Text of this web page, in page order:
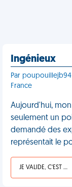
Ingénieux
Par
France
Aujourd'hui,
seulement un
demandé des
représentait le
JE VALIDE, C'EST UNE VDM